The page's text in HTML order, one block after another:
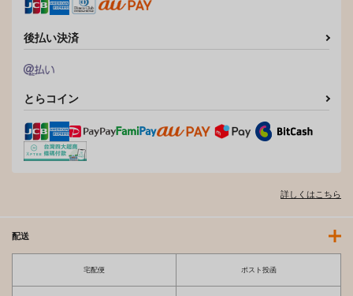
後払い決済
とらコイン
詳しくはこちら
配送
宅配便 ポスト投函